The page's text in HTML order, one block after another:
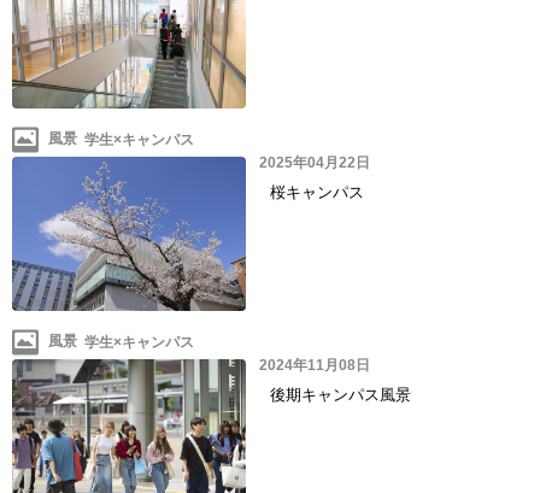
風景
桜キャンパス
2025年04月22日
風景
後期キャンパス風景
2024年11月08日